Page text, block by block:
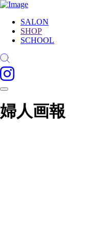
SALON
SHOP
SCHOOL
婦人画報